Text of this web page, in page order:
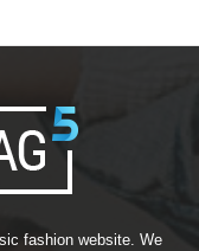
fashion website. We